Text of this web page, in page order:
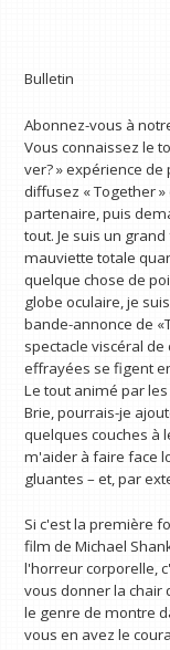
Bulletin
Abonnez-vous à
Vous connaissez le
ver? » expérience de
diffusez « Together
partenaire, puis
tout. Je suis un
mauviette totale
quelque chose de
globe oculaire, je
bande-annonce de
spectacle viscéral
effrayées se figent
Le tout animé par
Brie, pourrais-je
quelques couches à
m'aider à faire face
gluantes – et, par
Si c'est la première
film de Michael
l'horreur corporelle,
vous donner la chair
le genre de montre
vous en avez le